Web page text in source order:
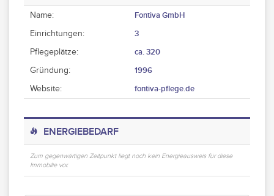
Name:
Fontiva GmbH
Einrichtungen:
3
Pflegeplätze:
ca. 320
Gründung:
1996
Website:
fontiva-pflege.de
ENERGIEBEDARF
Zum gegenwärtigen Zeitpunkt liegt noch kein Energieausweis für diese
Immobilie vor.